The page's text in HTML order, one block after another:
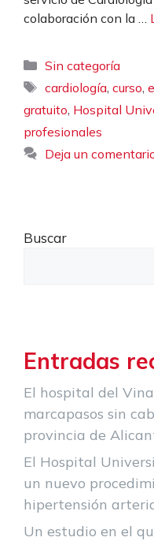
colaboración con la …
Categorías
Sin categoría
Etiquetas
cardiología,curso,
gratuito, Hospital
profesionales
Deja un
Buscar
Entradas
El hospital del
marcapasos sin
provincia de
El Hospital
un nuevo
hipertensión
Un estudio en el